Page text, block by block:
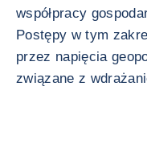
współpracy
Postępy w tym
przez napięcia
związane z